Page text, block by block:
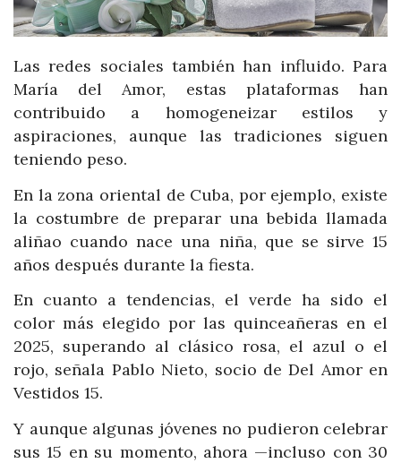
Las redes sociales también han influido. Para
María del Amor, estas plataformas han
contribuido a homogeneizar estilos y
aspiraciones, aunque las tradiciones siguen
teniendo peso.
En la zona oriental de Cuba, por ejemplo, existe
la costumbre de preparar una bebida llamada
aliñao cuando nace una niña, que se sirve 15
años después durante la fiesta.
En cuanto a tendencias, el verde ha sido el
color más elegido por las quinceañeras en el
2025, superando al clásico rosa, el azul o el
rojo, señala Pablo Nieto, socio de Del Amor en
Vestidos 15.
Y aunque algunas jóvenes no pudieron celebrar
sus 15 en su momento, ahora —incluso con 30